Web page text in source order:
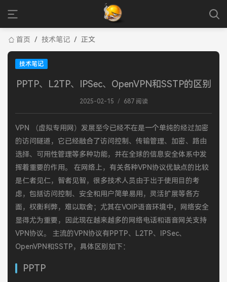
首页 / 技术笔记 / 正文
技术笔记
PPTP、L2TP、IPSec、OpenVPN和SSTP的区别
2025-02-15 / 687 阅读
VPN （虚拟专用网）发展至今已经不在是一个单纯的经过加密
的访问隧道，它已经融合了访问控制、传输管理、加密、路由
选择、可用性管理等多种功能，并在全球的信息安全体系中发
挥着重要的作用。 在网络上，有关各种VPN协议优缺点的比较
是仁者见仁，智者见智，很多技术人员由于出于使用目的考
虑，包括访问控制、安全和用户简单易用，灵活扩展等各方
面，权衡利弊，难以取舍；尤其在VOIP语音环境中，网络安全
显得尤为重要，因此现在越来越多的网络电话和语音网关支持
VPN协议。 主流的VPN协议有PPTP、L2TP、IPSec、
OpenVPN和SSTP，具体区别如下：
PPTP